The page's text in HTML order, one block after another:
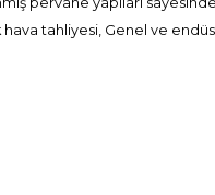
hava tahliyesi, Genel ve